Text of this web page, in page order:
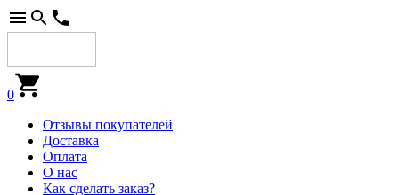
0
Отзывы покупателей
Доставка
Оплата
О нас
Как сделать заказ?